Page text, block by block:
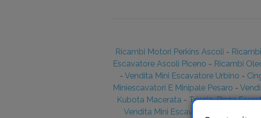
Ricambi Motori Perkins Ascoli -
Escavatore Ascoli Piceno - Ricambi
- Vendita Mini Escavatore Urbino -
Miniescavatori E Minipale Pesaro -
Kubota Macerata - Trincia, Pinza
Vendita Mini Escavatore Usato